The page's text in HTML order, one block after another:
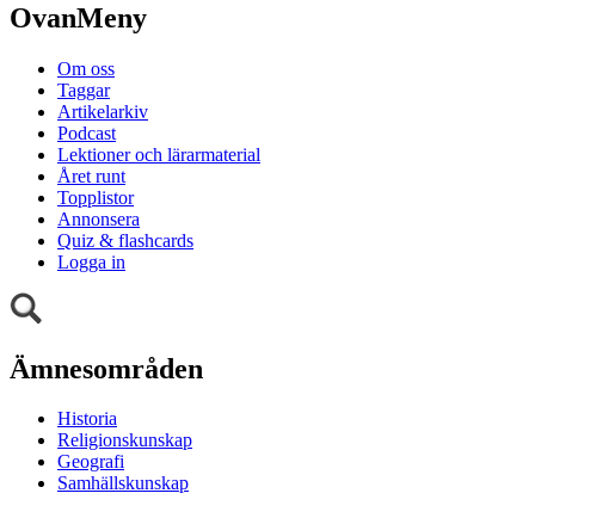
OvanMeny
Om oss
Taggar
Artikelarkiv
Podcast
Lektioner och lärarmaterial
Året runt
Topplistor
Annonsera
Quiz & flashcards
Logga in
Ämnesområden
Historia
Religionskunskap
Geografi
Samhällskunskap